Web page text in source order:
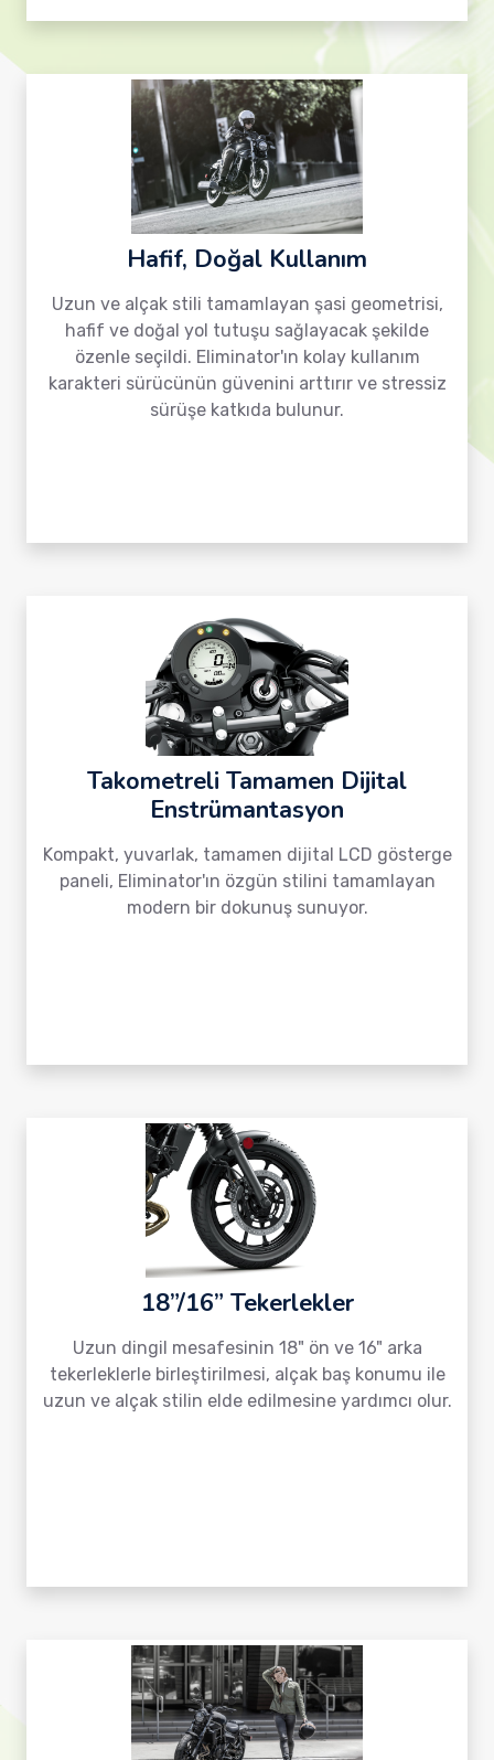
Hafif, Doğal Kullanım
Uzun ve alçak stili tamamlayan şasi geometrisi,
hafif ve doğal yol tutuşu sağlayacak şekilde
özenle seçildi. Eliminator'ın kolay kullanım
karakteri sürücünün güvenini arttırır ve stressiz
sürüşe katkıda bulunur.
Takometreli Tamamen Dijital
Enstrümantasyon
Kompakt, yuvarlak, tamamen dijital LCD gösterge
paneli, Eliminator'ın özgün stilini tamamlayan
modern bir dokunuş sunuyor.
18”/16” Tekerlekler
Uzun dingil mesafesinin 18" ön ve 16" arka
tekerleklerle birleştirilmesi, alçak baş konumu ile
uzun ve alçak stilin elde edilmesine yardımcı olur.